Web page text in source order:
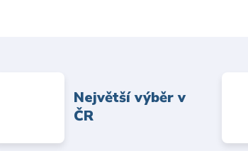
Největší výběr v
ČR